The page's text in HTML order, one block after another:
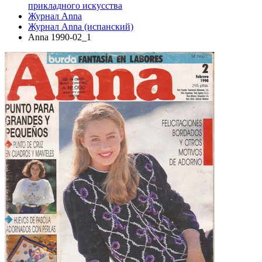
прикладного искусства
Журнал Anna
Журнал Anna (испанский)
Anna 1990-02_1